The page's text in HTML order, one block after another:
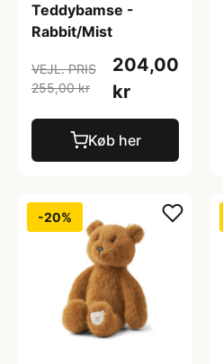
Teddybamse -
Rabbit/Mist
VEJL. PRIS
255,00 kr
204,00
kr
Køb her
-20%